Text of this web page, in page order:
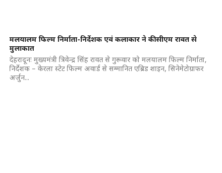
मलयालम फिल्म निर्माता-निर्देशक एवं कलाकार ने की सीएम रावत से
मुलाकात
देहरादूनः मुख्यमंत्री त्रिवेन्द्र सिंह रावत से गुरूवार को मलयालम फिल्म निर्माता,
निर्देशक – केरला स्टेट फिल्म अवार्ड से सम्मानित एब्रिड शाइन, सिनेमेटोग्राफर
अर्जुन...